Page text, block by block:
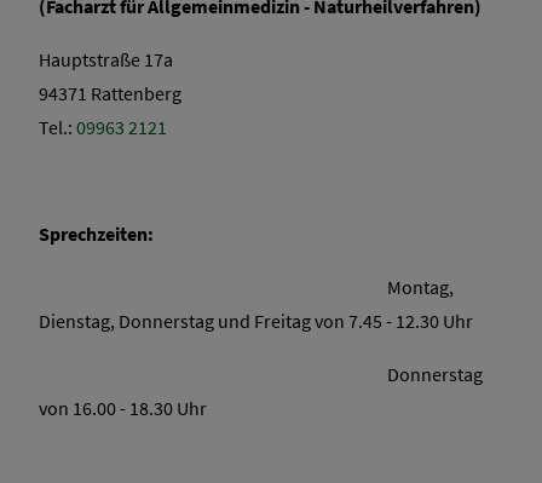
(Facharzt für Allgemeinmedizin - Naturheilverfahren)
Hauptstraße 17a
94371 Rattenberg
Tel.: 09963 2121
Sprechzeiten:
Montag,
Dienstag, Donnerstag und Freitag von 7.45 - 12.30 Uhr
Donnerstag
von 16.00 - 18.30 Uhr